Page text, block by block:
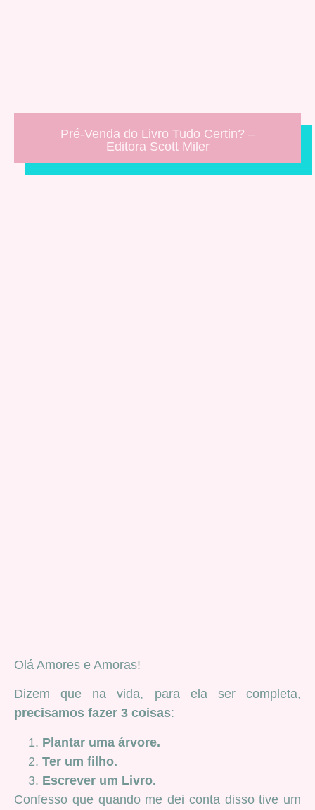
Pré-Venda do Livro Tudo Certin? –
Editora Scott Miler
Olá Amores e Amoras!
Dizem que na vida, para ela ser completa,
precisamos fazer 3 coisas:
Plantar uma árvore.
Ter um filho.
Escrever um Livro.
Confesso que quando me dei conta disso tive um